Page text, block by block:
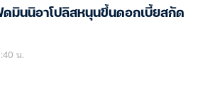
ดมินนิอาโปลิสหนุนขึ้นดอกเบี้ยสกัด
น.